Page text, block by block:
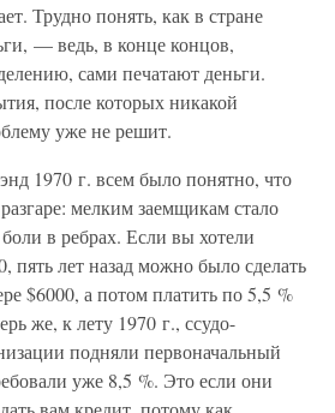
Трудно понять, как в стране
— ведь, в конце концов,
сами печатают деньги.
после которых никакой
уже не решит.
1970 г. всем было понятно, что
мелким заемщикам стало
в ребрах. Если вы хотели
пять лет назад можно было сделать
$6000, а потом платить по 5,5 %
же, к лету 1970 г., ссудо-
подняли первоначальный
уже 8,5 %. Это если они